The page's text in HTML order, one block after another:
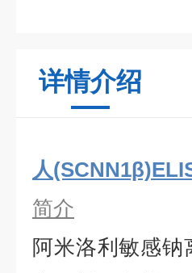
详情介绍
人
简介
阿米洛利敏感